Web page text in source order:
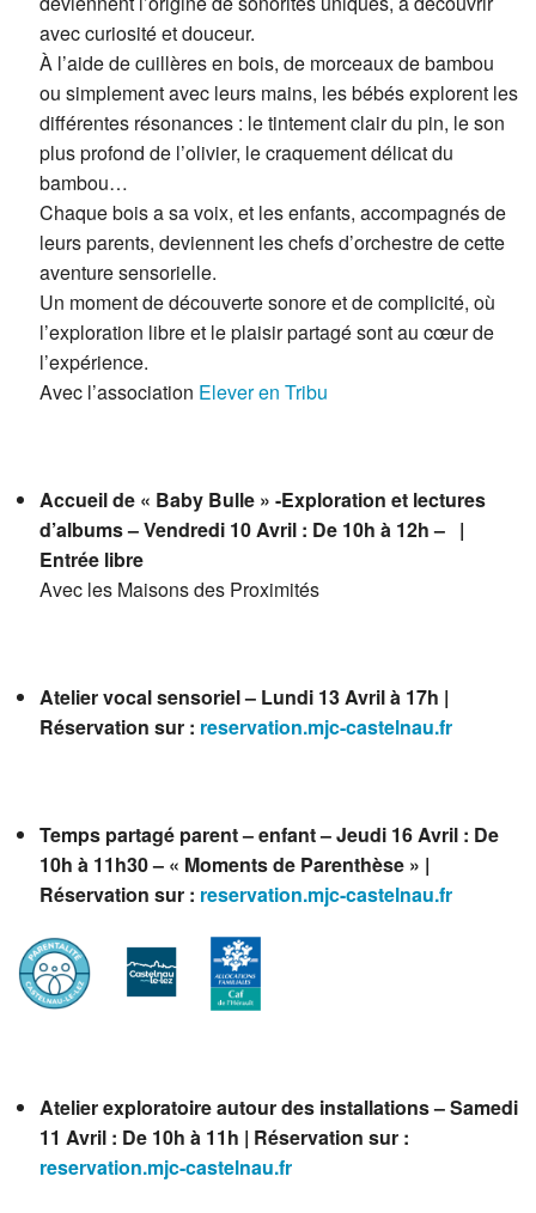
avec curiosité et douceur.
À l’aide de cuillères en bois, de morceaux de bambou
ou simplement avec leurs mains, les bébés explorent les
différentes résonances : le tintement clair du pin, le son
plus profond de l’olivier, le craquement délicat du
bambou…
Chaque bois a sa voix, et les enfants, accompagnés de
leurs parents, deviennent les chefs d’orchestre de cette
aventure sensorielle.
Un moment de découverte sonore et de complicité, où
l’exploration libre et le plaisir partagé sont au cœur de
l’expérience.
Avec l’association Elever en Tribu
Accueil de « Baby Bulle » -Exploration et lectures
d’albums – Vendredi 10 Avril : De 10h à 12h – |
Entrée libre
Avec les Maisons des Proximités
Atelier vocal sensoriel – Lundi 13 Avril à 17h |
Réservation sur : reservation.mjc-castelnau.fr
Temps partagé parent – enfant – Jeudi 16 Avril : De
10h à 11h30 – « Moments de Parenthèse » |
Réservation sur : reservation.mjc-castelnau.fr
Atelier exploratoire autour des installations – Samedi
11 Avril : De 10h à 11h | Réservation sur :
reservation.mjc-castelnau.fr